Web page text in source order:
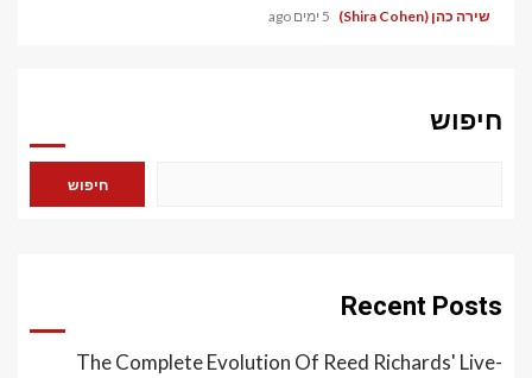
שירה כהן (Shira Cohen) 5 ימים ago
חיפוש
חיפוש
Recent Posts
The Complete Evolution Of Reed Richards' Live-